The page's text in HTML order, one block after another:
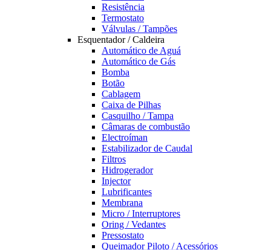
Resistência
Termostato
Válvulas / Tampões
Esquentador / Caldeira
Automático de Aguá
Automático de Gás
Bomba
Botão
Cablagem
Caixa de Pilhas
Casquilho / Tampa
Câmaras de combustão
Electroíman
Estabilizador de Caudal
Filtros
Hidrogerador
Injector
Lubrificantes
Membrana
Micro / Interruptores
Oring / Vedantes
Pressostato
Queimador Piloto / Acessórios